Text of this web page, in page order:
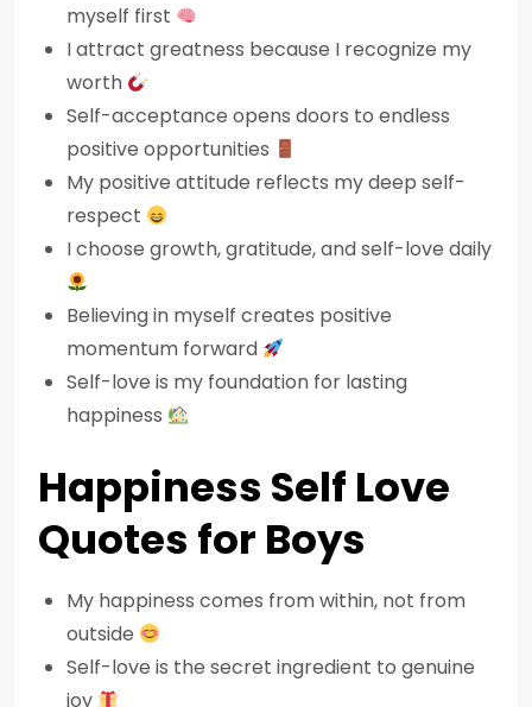
myself first
I attract greatness because I recognize my
worth
Self-acceptance opens doors to endless
positive opportunities
My positive attitude reflects my deep self-
respect
I choose growth, gratitude, and self-love daily
Believing in myself creates positive
momentum forward
Self-love is my foundation for lasting
happiness
Happiness Self Love
Quotes for Boys
My happiness comes from within, not from
outside
Self-love is the secret ingredient to genuine
joy